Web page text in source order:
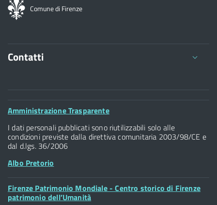
Comune di Firenze
Contatti
Comune di Firenze
Palazzo Vecchio
Piazza della Signoria - 50122, Firenze
P.IVA 01307110484
Posta Elettronica Certificata
Footer
Amministrazione Trasparente
I dati personali pubblicati sono riutilizzabili solo alle
condizioni previste dalla direttiva comunitaria 2003/98/CE e
dal d.lgs. 36/2006
Albo Pretorio
Footer
Widget
Firenze Patrimonio Mondiale - Centro storico di Firenze
patrimonio dell’Umanità